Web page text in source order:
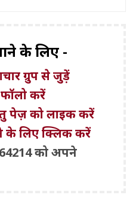
के लिए -
ग्रुप से जुड़ें
करें
पेज़ को लाइक करें
के लिए क्लिक करें
को अपने